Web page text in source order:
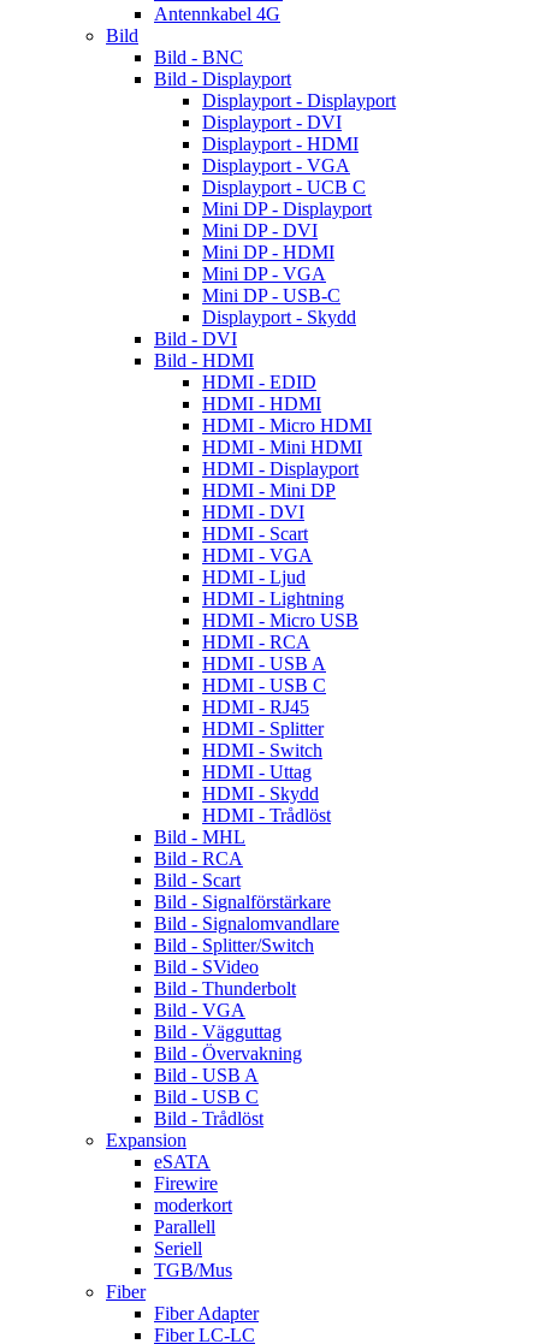
Antennkabel 4G
Bild
Bild - BNC
Bild - Displayport
Displayport - Displayport
Displayport - DVI
Displayport - HDMI
Displayport - VGA
Displayport - UCB C
Mini DP - Displayport
Mini DP - DVI
Mini DP - HDMI
Mini DP - VGA
Mini DP - USB-C
Displayport - Skydd
Bild - DVI
Bild - HDMI
HDMI - EDID
HDMI - HDMI
HDMI - Micro HDMI
HDMI - Mini HDMI
HDMI - Displayport
HDMI - Mini DP
HDMI - DVI
HDMI - Scart
HDMI - VGA
HDMI - Ljud
HDMI - Lightning
HDMI - Micro USB
HDMI - RCA
HDMI - USB A
HDMI - USB C
HDMI - RJ45
HDMI - Splitter
HDMI - Switch
HDMI - Uttag
HDMI - Skydd
HDMI - Trådlöst
Bild - MHL
Bild - RCA
Bild - Scart
Bild - Signalförstärkare
Bild - Signalomvandlare
Bild - Splitter/Switch
Bild - SVideo
Bild - Thunderbolt
Bild - VGA
Bild - Vägguttag
Bild - Övervakning
Bild - USB A
Bild - USB C
Bild - Trådlöst
Expansion
eSATA
Firewire
moderkort
Parallell
Seriell
TGB/Mus
Fiber
Fiber Adapter
Fiber LC-LC